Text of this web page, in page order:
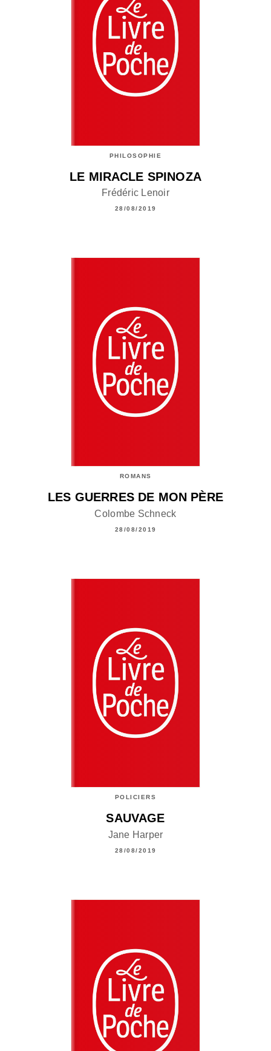
PHILOSOPHIE
LE MIRACLE SPINOZA
Frédéric Lenoir
28/08/2019
ROMANS
LES GUERRES DE MON PÈRE
Colombe Schneck
28/08/2019
POLICIERS
SAUVAGE
Jane Harper
28/08/2019